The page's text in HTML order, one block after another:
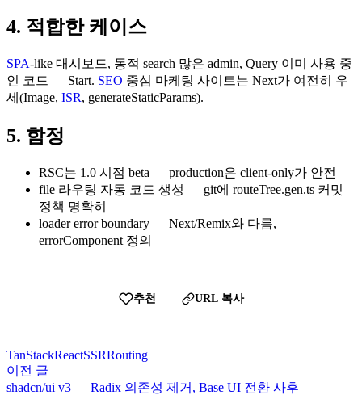
4. 적합한 케이스
SPA-like 대시보드, 동적 search 많은 admin, Query 이미 사용 중
인 코드 — Start. SEO 중심 마케팅 사이트는 Next가 여전히 우
세(Image, ISR, generateStaticParams).
5. 함정
RSC는 1.0 시점 beta — production은 client-only가 안전
file 라우팅 자동 코드 생성 — git에 routeTree.gen.ts 커밋
정책 명확히
loader error boundary — Next/Remix와 다름,
errorComponent 정의
추천 URL 복사
TanStackReactSSRRouting
이전 글
shadcn/ui v3 — Radix 의존성 제거, Base UI 전환 사후